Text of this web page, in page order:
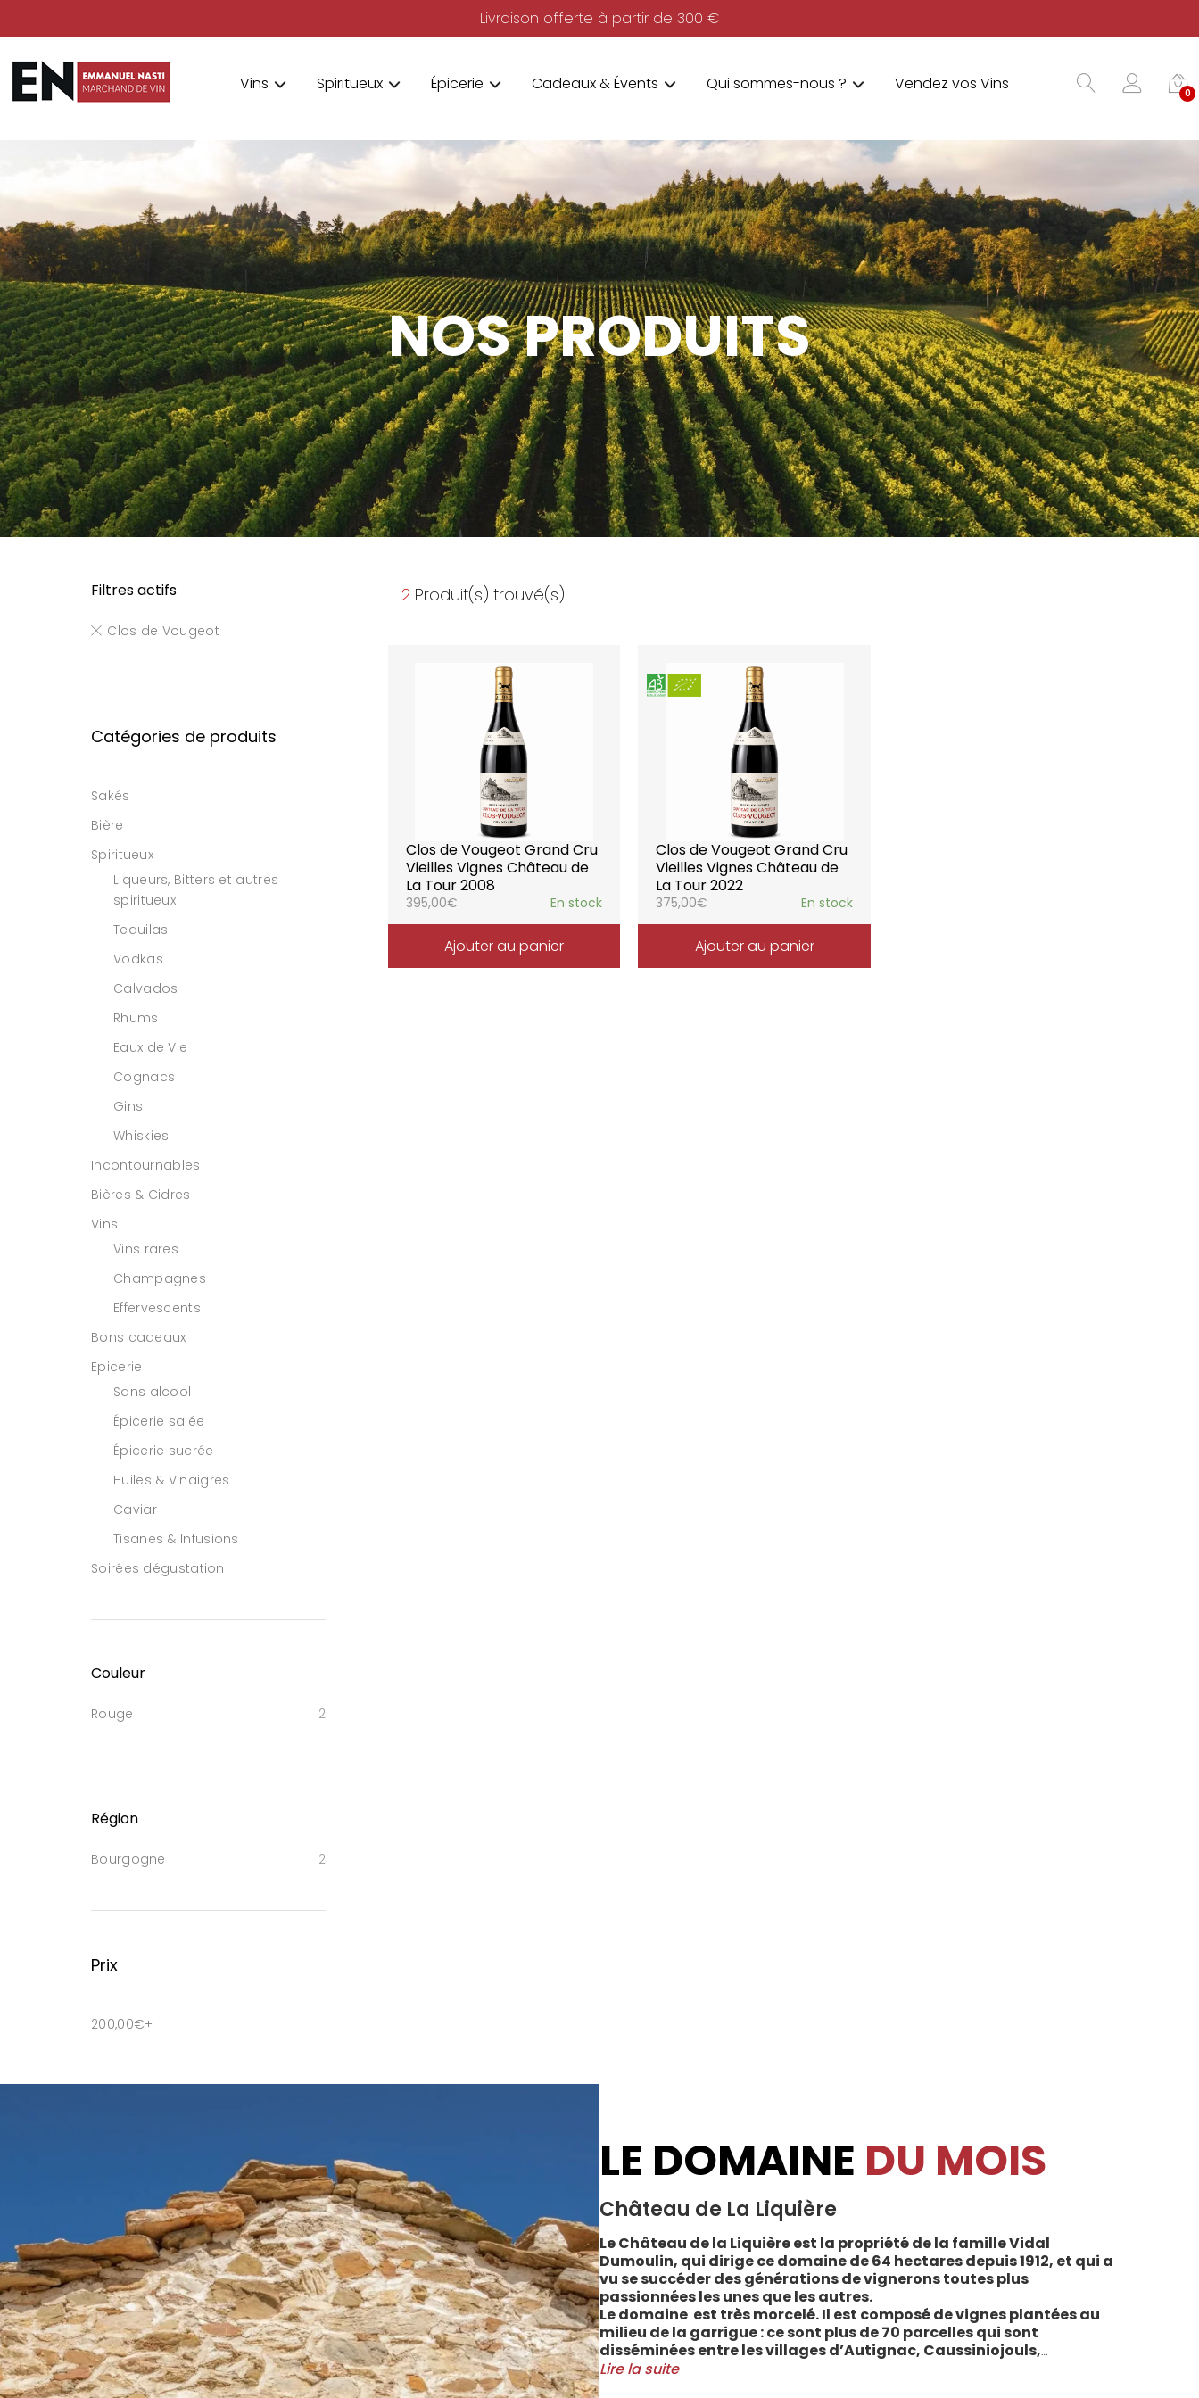
Livraison offerte à partir de 300 €
Vins Spiritueux Épicerie Cadeaux & Évents Qui sommes-nous ? Vendez vos Vins 0
NOS PRODUITS
2 Produit(s) trouvé(s)
Clos de Vougeot Grand Cru
Vieilles Vignes Château de
La Tour 2008
395,00€ En stock
Ajouter au panier
Clos de Vougeot Grand Cru
Vieilles Vignes Château de
La Tour 2022
375,00€ En stock
Ajouter au panier
Filtres actifs
Clos de Vougeot
Catégories de produits
Sakés
Bière
Spiritueux
Liqueurs, Bitters et autres
spiritueux
Tequilas
Vodkas
Calvados
Rhums
Eaux de Vie
Cognacs
Gins
Whiskies
Incontournables
Bières & Cidres
Vins
Vins rares
Champagnes
Effervescents
Bons cadeaux
Epicerie
Sans alcool
Épicerie salée
Épicerie sucrée
Huiles & Vinaigres
Caviar
Tisanes & Infusions
Soirées dégustation
Couleur
Rouge 2
Région
Bourgogne 2
Prix
200,00€+
LE DOMAINE DU MOIS
Château de La Liquière
Le Château de la Liquière est la propriété de la famille Vidal
Dumoulin, qui dirige ce domaine de 64 hectares depuis 1912, et qui a
vu se succéder des générations de vignerons toutes plus
passionnées les unes que les autres.
Le domaine est très morcelé. Il est composé de vignes plantées au
milieu de la garrigue : ce sont plus de 70 parcelles qui sont
disséminées entre les villages d’Autignac, Caussiniojouls,
Cabrerolles et Faugères, au nord de l’aire de l’Appellation. La grande
Lire la suite